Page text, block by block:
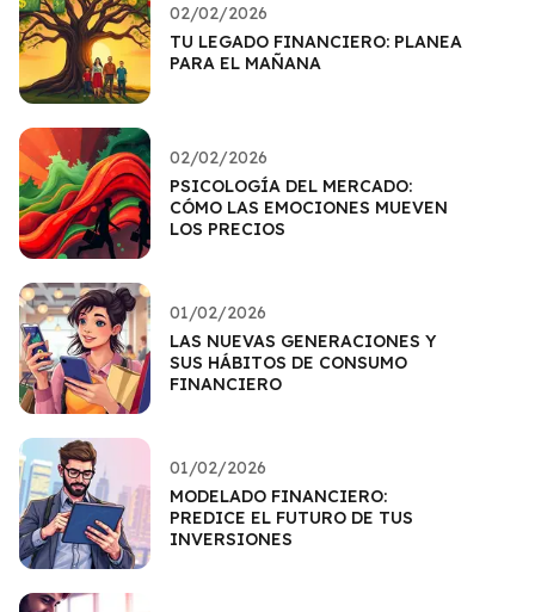
02/02/2026
TU LEGADO FINANCIERO: PLANEA
PARA EL MAÑANA
02/02/2026
PSICOLOGÍA DEL MERCADO:
CÓMO LAS EMOCIONES MUEVEN
LOS PRECIOS
01/02/2026
LAS NUEVAS GENERACIONES Y
SUS HÁBITOS DE CONSUMO
FINANCIERO
01/02/2026
MODELADO FINANCIERO:
PREDICE EL FUTURO DE TUS
INVERSIONES